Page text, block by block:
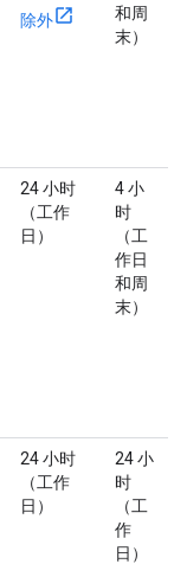
除外
和周
末）
24 小时
（工作
日）
4 小
时
（工
作日
和周
末）
24 小时
（工作
日）
24 小
时
（工
作
日）